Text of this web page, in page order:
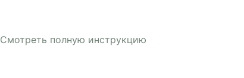
Смотреть полную инструкцию